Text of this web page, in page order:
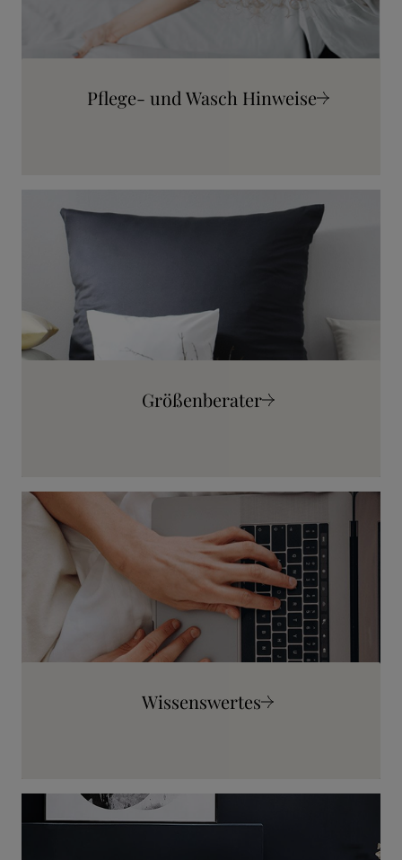
Pflege- und Wasch Hinweise
Größenberater
Mehr erfahren
Wissenswertes
Mehr erfahren